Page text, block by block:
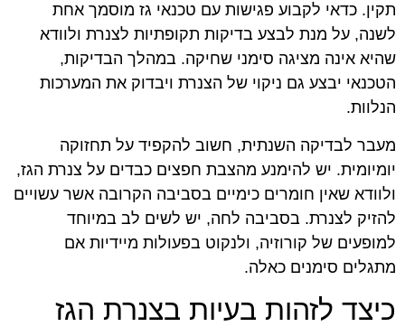
תקין. כדאי לקבוע פגישות עם טכנאי גז מוסמך אחת
לשנה, על מנת לבצע בדיקות תקופתיות לצנרת ולוודא
שהיא אינה מציגה סימני שחיקה. במהלך הבדיקות,
הטכנאי יבצע גם ניקוי של הצנרת ויבדוק את המערכות
הנלוות.
מעבר לבדיקה השנתית, חשוב להקפיד על תחזוקה
יומיומית. יש להימנע מהצבת חפצים כבדים על צנרת הגז,
ולוודא שאין חומרים כימיים בסביבה הקרובה אשר עשויים
להזיק לצנרת. בסביבה לחה, יש לשים לב במיוחד
למופעים של קורוזיה, ולנקוט בפעולות מיידיות אם
מתגלים סימנים כאלה.
כיצד לזהות בעיות בצנרת הגז